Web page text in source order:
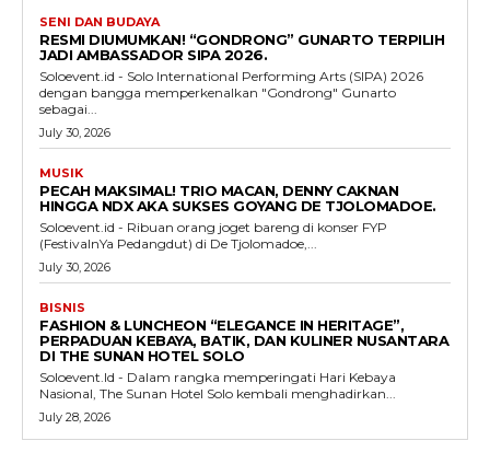
SENI DAN BUDAYA
RESMI DIUMUMKAN! “GONDRONG” GUNARTO TERPILIH
JADI AMBASSADOR SIPA 2026.
Soloevent.id - Solo International Performing Arts (SIPA) 2026
dengan bangga memperkenalkan "Gondrong" Gunarto
sebagai...
July 30, 2026
MUSIK
PECAH MAKSIMAL! TRIO MACAN, DENNY CAKNAN
HINGGA NDX AKA SUKSES GOYANG DE TJOLOMADOE.
Soloevent.id - Ribuan orang joget bareng di konser FYP
(FestivalnYa Pedangdut) di De Tjolomadoe,...
July 30, 2026
BISNIS
FASHION & LUNCHEON “ELEGANCE IN HERITAGE”,
PERPADUAN KEBAYA, BATIK, DAN KULINER NUSANTARA
DI THE SUNAN HOTEL SOLO
Soloevent.Id - Dalam rangka memperingati Hari Kebaya
Nasional, The Sunan Hotel Solo kembali menghadirkan...
July 28, 2026